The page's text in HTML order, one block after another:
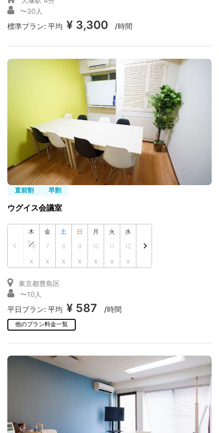
〜30人
標準プラン: 平均 ¥ 3,300 /時間
直前割 早割
ウグイス会議室
木
8
6
x
金
7
x
土
8
x
日
9
x
月
10
x
火
11
x
水
12
x
東京都豊島区
〜10人
平日プラン: 平均 ¥ 587 /時間
他のプラン料金一覧